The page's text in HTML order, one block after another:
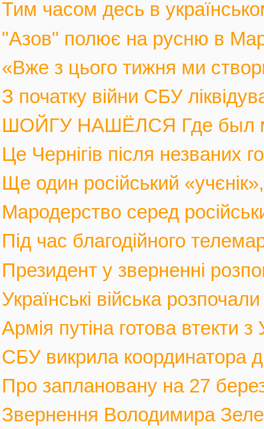
Тим часом десь в
"Азов" полює на русню в
«Вже з цього тижня ми
З початку війни СБУ
ШОЙГУ НАШЁЛСЯ Где был
Це Чернігів після незваних
Ще один російський
Мародерство серед
Під час благодійного
Президент у зверненні
Українські війська
Армія путіна готова втекти
СБУ викрила координатора
Про заплановану на 27
Звернення Володимира